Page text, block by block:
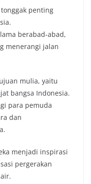
penting
berabad-abad,
menerangi jalan
mulia, yaitu
bangsa Indonesia.
para pemuda
dan
menjadi inspirasi
pergerakan